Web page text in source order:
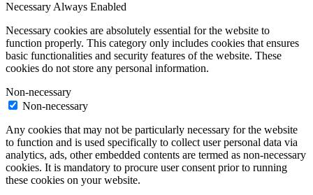
NecessaryAlways Enabled
Necessary cookies are absolutely essential for the website to
function properly. This category only includes cookies that ensures
basic functionalities and security features of the website. These
cookies do not store any personal information.
Non-necessary
Non-necessary
Any cookies that may not be particularly necessary for the website
to function and is used specifically to collect user personal data via
analytics, ads, other embedded contents are termed as non-necessary
cookies. It is mandatory to procure user consent prior to running
these cookies on your website.